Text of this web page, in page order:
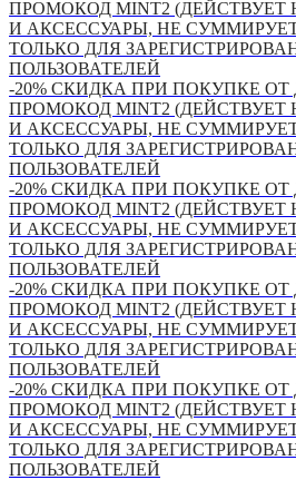
ПРОМОКОД MINT2 (ДЕЙСТВУЕТ
И АКСЕССУАРЫ, НЕ
ТОЛЬКО ДЛЯ
ПОЛЬЗОВАТЕЛЕЙ
-20% СКИДКА ПРИ ПОКУПКЕ
ПРОМОКОД MINT2 (ДЕЙСТВУЕТ
И АКСЕССУАРЫ, НЕ
ТОЛЬКО ДЛЯ
ПОЛЬЗОВАТЕЛЕЙ
-20% СКИДКА ПРИ ПОКУПКЕ
ПРОМОКОД MINT2 (ДЕЙСТВУЕТ
И АКСЕССУАРЫ, НЕ
ТОЛЬКО ДЛЯ
ПОЛЬЗОВАТЕЛЕЙ
-20% СКИДКА ПРИ ПОКУПКЕ
ПРОМОКОД MINT2 (ДЕЙСТВУЕТ
И АКСЕССУАРЫ, НЕ
ТОЛЬКО ДЛЯ
ПОЛЬЗОВАТЕЛЕЙ
-20% СКИДКА ПРИ ПОКУПКЕ
ПРОМОКОД MINT2 (ДЕЙСТВУЕТ
И АКСЕССУАРЫ, НЕ
ТОЛЬКО ДЛЯ
ПОЛЬЗОВАТЕЛЕЙ